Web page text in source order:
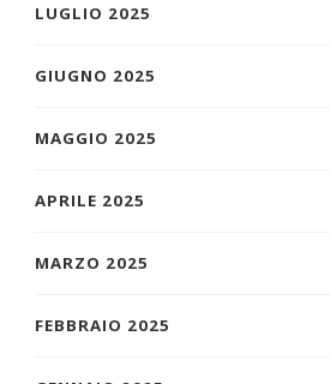
LUGLIO 2025
GIUGNO 2025
MAGGIO 2025
APRILE 2025
MARZO 2025
FEBBRAIO 2025